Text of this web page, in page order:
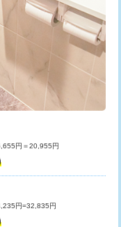
円＝20,955円
円=32,835円